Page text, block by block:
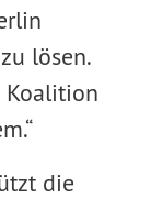
lösen.
Koalition
die